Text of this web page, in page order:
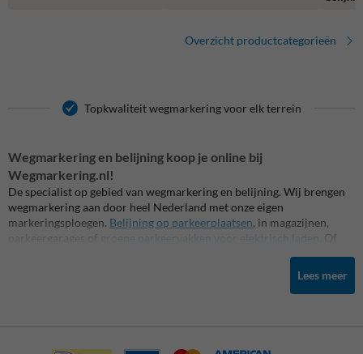
Overzicht productcategorieën
Topkwaliteit wegmarkering voor elk terrein
Wegmarkering en belijning koop je online bij
Wegmarkering.nl!
De specialist op gebied van wegmarkering en belijning. Wij brengen
wegmarkering aan door heel Nederland met onze eigen
markeringsploegen. Belijning op parkeerplaatsen, in magazijnen,
parkeergarages of groene parkeervakken voor elektrisch laden
. Of
thermoplastische markeringen voor op schoolpleinen. Daarnaast
Lees meer